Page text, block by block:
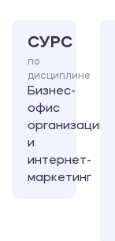
СУРС
по
дисциплине
Бизнес-
офис
организации
и
интернет-
маркетинг